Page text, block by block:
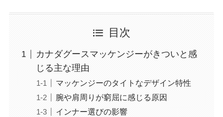
目次
カナダグースマッケンジーがきついと感
じる主な理由
マッケンジーのタイトなデザイン特性
腕や肩周りが窮屈に感じる原因
インナー選びの影響